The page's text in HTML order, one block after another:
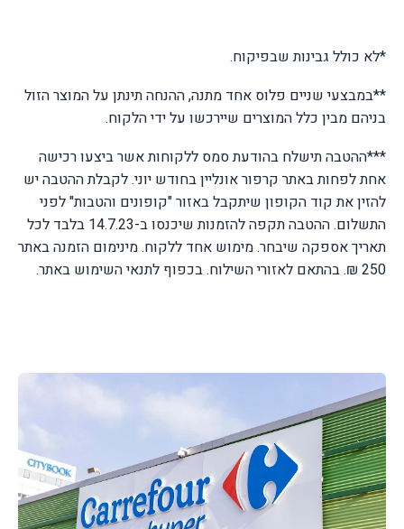
*לא כולל גבינות שבפיקוח.
**במבצעי שניים פלוס אחד מתנה, ההנחה תינתן על המוצר הזול
בניהם מבין כלל המוצרים שיירכשו על ידי הלקוח.
***ההטבה תישלח בהודעת סמס ללקוחות אשר ביצעו רכישה
אחת לפחות באתר קרפור אונליין בחודש יוני. לקבלת ההטבה יש
להזין את קוד הקופון שיתקבל באזור "קופונים והטבות" לפני
התשלום. ההטבה תקפה להזמנות שיכנסו ב-14.7.23 בלבד לכל
תאריך אספקה שיבחר. מימוש אחד ללקוח. מינימום הזמנה באתר
250 ₪. בהתאם לאזורי השילוח. בכפוף לתנאי השימוש באתר.